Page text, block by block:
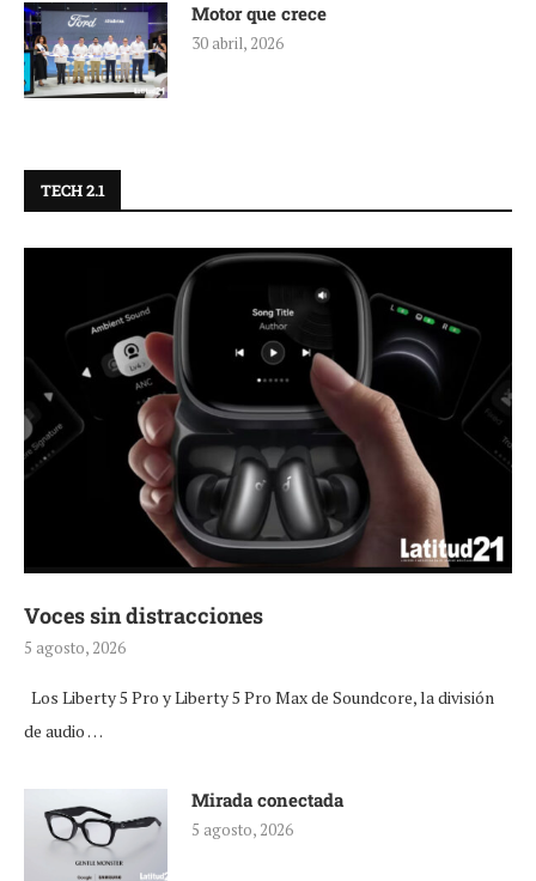
Motor que crece
30 abril, 2026
TECH 2.1
Voces sin distracciones
5 agosto, 2026
Los Liberty 5 Pro y Liberty 5 Pro Max de Soundcore, la división
de audio …
Mirada conectada
5 agosto, 2026